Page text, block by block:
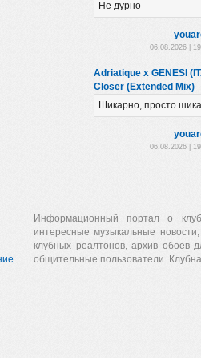
Не дурно
06.08.2026 |
Adriatique x GENESI
Closer (Extended Mix)
Шикарно, просто
06.08.2026 |
Информационный портал о
интересные музыкальные
клубных реалтонов, архив обоев
общительные пользователи.